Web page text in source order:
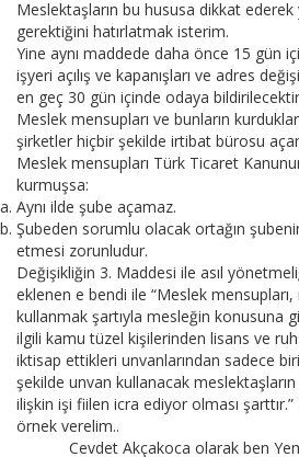
Meslektaşların bu hususa dikkat
gerektiğini hatırlatmak isterim.
Yine aynı maddede daha önce 15 gün
işyeri açılış ve kapanışları ve adres
en geç 30 gün içinde odaya
Meslek mensupları ve bunların
şirketler hiçbir şekilde irtibat bürosu
Meslek mensupları Türk Ticaret
kurmuşsa:
Aynı ilde şube açamaz.
Şubeden sorumlu olacak ortağın
etmesi zorunludur.
Değişikliğin 3. Maddesi ile asıl
eklenen e bendi ile “Meslek mensupları,
kullanmak şartıyla mesleğin konusuna
ilgili kamu tüzel kişilerinden lisans ve
iktisap ettikleri unvanlarından sadece
şekilde unvan kullanacak
ilişkin işi fiilen icra ediyor olması
örnek verelim..
Cevdet Akçakoca olarak ben